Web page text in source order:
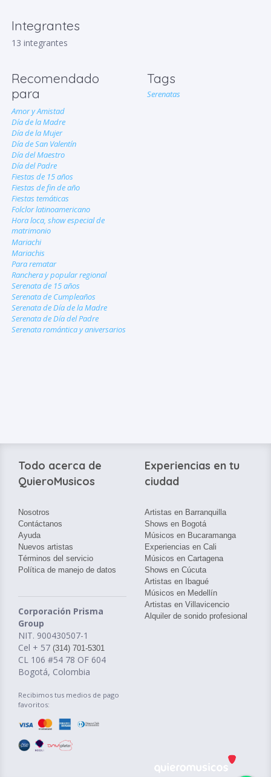
Integrantes
13 integrantes
Recomendado
para
Amor y Amistad
Día de la Madre
Día de la Mujer
Día de San Valentín
Día del Maestro
Día del Padre
Fiestas de 15 años
Fiestas de fin de año
Fiestas temáticas
Folclor latinoamericano
Hora loca, show especial de
matrimonio
Mariachi
Mariachis
Para rematar
Ranchera y popular regional
Serenata de 15 años
Serenata de Cumpleaños
Serenata de Día de la Madre
Serenata de Día del Padre
Serenata romántica y aniversarios
Tags
Serenatas
Todo acerca de
QuieroMusicos
Nosotros
Contáctanos
Ayuda
Nuevos artistas
Términos del servicio
Política de manejo de datos
Corporación Prisma
Group
NIT. 900430507-1
Cel + 57 (314) 701-5301
CL 106 #54 78 OF 604
Bogotá, Colombia
Recibimos tus medios de pago
favoritos:
Experiencias en tu
ciudad
Artistas en Barranquilla
Shows en Bogotá
Músicos en Bucaramanga
Experiencias en Cali
Músicos en Cartagena
Shows en Cúcuta
Artistas en Ibagué
Músicos en Medellín
Artistas en Villavicencio
Alquiler de sonido profesional